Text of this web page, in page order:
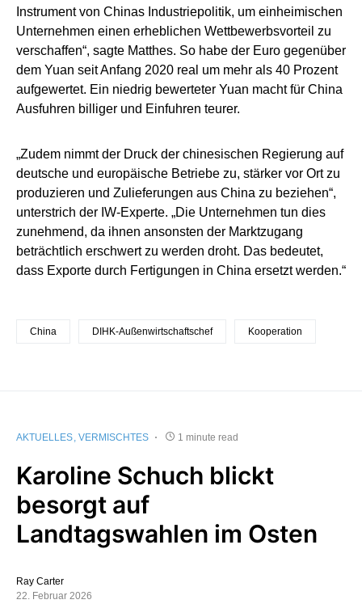
Instrument von Chinas Industriepolitik, um einheimischen
Unternehmen einen erheblichen Wettbewerbsvorteil zu
verschaffen“, sagte Matthes. So habe der Euro gegenüber
dem Yuan seit Anfang 2020 real um mehr als 40 Prozent
aufgewertet. Ein niedrig bewerteter Yuan macht für China
Ausfuhren billiger und Einfuhren teurer.
„Zudem nimmt der Druck der chinesischen Regierung auf
deutsche und europäische Betriebe zu, stärker vor Ort zu
produzieren und Zulieferungen aus China zu beziehen“,
unterstrich der IW-Experte. „Die Unternehmen tun dies
zunehmend, da ihnen ansonsten der Marktzugang
beträchtlich erschwert zu werden droht. Das bedeutet,
dass Exporte durch Fertigungen in China ersetzt werden.“
China DIHK-Außenwirtschaftschef Kooperation
AKTUELLES VERMISCHTES 1 minute read
Karoline Schuch blickt
besorgt auf
Landtagswahlen im Osten
Ray Carter
22. Februar 2026